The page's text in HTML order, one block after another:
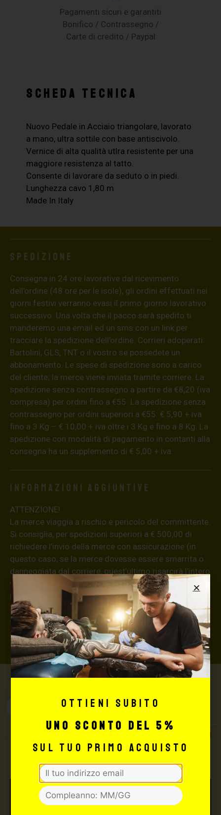
Pagamenti sicuri e garantiti
Bonifico / Contrassegno /
Carte di credito / Paypal
SCHEDA TECNICA
Nuovo Pedale in Acciaio triangolare, lavorato
a mano, ultra sottile con base antiscivolo.
Vernice di alta qualità utlra resistente per una
maggiore resistenza al tatto.
Consente di lavorare da seduto o in piedi.
Lunghezza cavo 1,80 m
Made In Italy
Spedizione
Consegna in 24 ore lavorative dal ricevimento
dell’ordine (48 ore per le isole), gli ordini effettuati nei
giorni festivi verranno evasi il primo giorno lavorativo
successivo. Una volta che il pacco sarà spedito ti
manderemo una email ed un sms con un link per
tracciare la spedizione dell’ordine. Corrieri adoperati:
Bartolini, GLS, TNT o il vostro se possedete un
abbonamento. Le spese di spedizione sono a carico
del cliente; la merce viene inviata tramite corriere. La
spedizione senza contrassegno a partire da €8,20 (iva
compresa) per ordini fino a €55. La spedizione senza
contrassegno per ordini superiori a €55: € 5,90 + iva
fino a 3 Kg – € 10,00 + iva oltre i 3 Kg e fino a 8 Kg. La
spedizione con modalità di pagamento in contanti alla
consegna ha un supplemento di € 5,00 + iva.
Informazioni aggiuntive
ATTENZIONE!
La merce viaggia a rischio e pericolo del committente.
Si consiglia, per spedizioni superiori a € 500,00 di
richiedere l’invio della merce con assicurazione (in
questo caso, se la merce dovesse essere smarrita o
danneggiata dal corriere, quest’ultimo risarcirà l’intero
valore della merce, in caso contrario nessuno
rimborserà il destinatario) con un costo aggiuntivo del
3,5% sul valore totale del carrello, da richiedere prima
di concludere il pagamento al seguente indirizzo:
shop@maxsignorello.it.
Max Signorello
TUTTO PER IL TUO
TATTOO STUDIO
Ottieni subito
uno sconto del 5%
sul tuo primo acquisto